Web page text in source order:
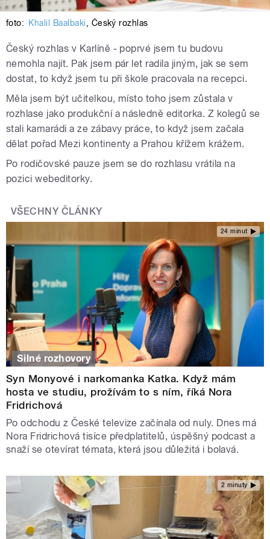
foto: Khalil Baalbaki, Český rozhlas
Český rozhlas v Karlíně - poprvé jsem tu budovu
nemohla najít. Pak jsem pár let radila jiným, jak se sem
dostat, to když jsem tu při škole pracovala na recepci.
Měla jsem být učitelkou, místo toho jsem zůstala v
rozhlase jako produkční a následně editorka. Z kolegů se
stali kamarádi a ze zábavy práce, to když jsem začala
dělat pořad Mezi kontinenty a Prahou křížem krážem.
Po rodičovské pauze jsem se do rozhlasu vrátila na
pozici webeditorky.
VŠECHNY ČLÁNKY
24 minut
Silné rozhovory
Syn Monyové i narkomanka Katka. Když mám
hosta ve studiu, prožívám to s ním, říká Nora
Fridrichová
Po odchodu z České televize začínala od nuly. Dnes má
Nora Fridrichová tisíce předplatitelů, úspěšný podcast a
snaží se otevírat témata, která jsou důležitá i bolavá.
2 minuty